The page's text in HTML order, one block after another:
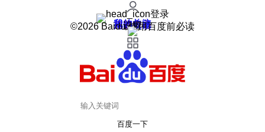
登录
我的关注
我的收藏
皮肤中心
用户反馈
设置
©2026 Baidu 使用百度前必读
百度一下